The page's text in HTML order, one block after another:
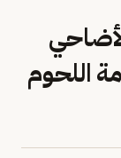
اللحوم